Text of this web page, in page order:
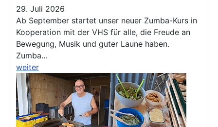
29. Juli 2026
Ab September startet unser neuer Zumba-Kurs in
Kooperation mit der VHS für alle, die Freude an
Bewegung, Musik und guter Laune haben.
Zumba…
weiter